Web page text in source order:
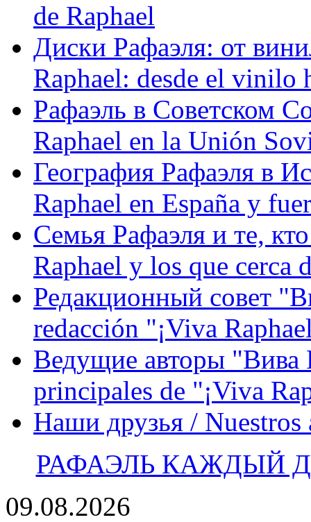
de Raphael
Диски Рафаэля: от
Raphael: desde el vinilo
Рафаэль в Советском
Raphael en la Unión
География Рафаэля в
Raphael en España y
Семья Рафаэля и те,
Raphael y los que cerca
Редакционный совет
redacción "¡Viva
Ведущие авторы "Вива
principales de "¡Viva
Наши друзья / Nuestros
РАФАЭЛЬ КАЖДЫЙ
09.08.2026